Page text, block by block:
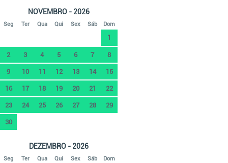
NOVEMBRO - 2026
Seg Ter Qua Qui Sex Sáb Dom
1
2 3 4 5 6 7 8
9 10 11 12 13 14 15
16 17 18 19 20 21 22
23 24 25 26 27 28 29
30
DEZEMBRO - 2026
Seg Ter Qua Qui Sex Sáb Dom